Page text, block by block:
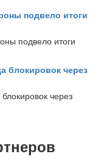
подвело итоги
блокировок через